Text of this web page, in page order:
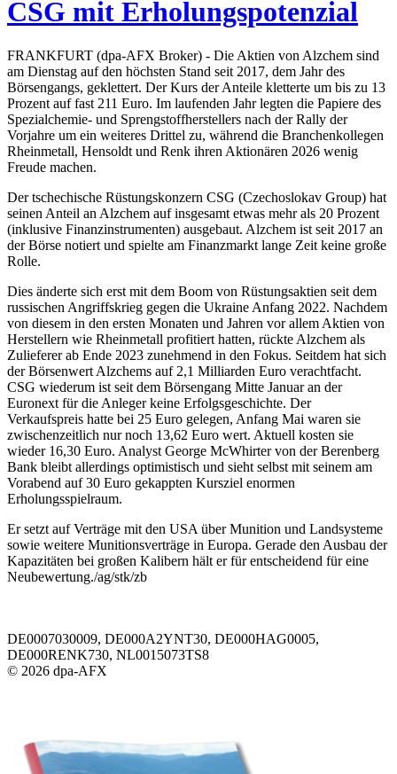
CSG mit Erholungspotenzial
FRANKFURT (dpa-AFX Broker) - Die Aktien von Alzchem sind
am Dienstag auf den höchsten Stand seit 2017, dem Jahr des
Börsengangs, geklettert. Der Kurs der Anteile kletterte um bis zu 13
Prozent auf fast 211 Euro. Im laufenden Jahr legten die Papiere des
Spezialchemie- und Sprengstoffherstellers nach der Rally der
Vorjahre um ein weiteres Drittel zu, während die Branchenkollegen
Rheinmetall, Hensoldt und Renk ihren Aktionären 2026 wenig
Freude machen.
Der tschechische Rüstungskonzern CSG (Czechoslokav Group) hat
seinen Anteil an Alzchem auf insgesamt etwas mehr als 20 Prozent
(inklusive Finanzinstrumenten) ausgebaut. Alzchem ist seit 2017 an
der Börse notiert und spielte am Finanzmarkt lange Zeit keine große
Rolle.
Dies änderte sich erst mit dem Boom von Rüstungsaktien seit dem
russischen Angriffskrieg gegen die Ukraine Anfang 2022. Nachdem
von diesem in den ersten Monaten und Jahren vor allem Aktien von
Herstellern wie Rheinmetall profitiert hatten, rückte Alzchem als
Zulieferer ab Ende 2023 zunehmend in den Fokus. Seitdem hat sich
der Börsenwert Alzchems auf 2,1 Milliarden Euro verachtfacht.
CSG wiederum ist seit dem Börsengang Mitte Januar an der
Euronext für die Anleger keine Erfolgsgeschichte. Der
Verkaufspreis hatte bei 25 Euro gelegen, Anfang Mai waren sie
zwischenzeitlich nur noch 13,62 Euro wert. Aktuell kosten sie
wieder 16,30 Euro. Analyst George McWhirter von der Berenberg
Bank bleibt allerdings optimistisch und sieht selbst mit seinem am
Vorabend auf 30 Euro gekappten Kursziel enormen
Erholungsspielraum.
Er setzt auf Verträge mit den USA über Munition und Landsysteme
sowie weitere Munitionsverträge in Europa. Gerade den Ausbau der
Kapazitäten bei großen Kalibern hält er für entscheidend für eine
Neubewertung./ag/stk/zb
DE0007030009, DE000A2YNT30, DE000HAG0005,
DE000RENK730, NL0015073TS8
© 2026 dpa-AFX